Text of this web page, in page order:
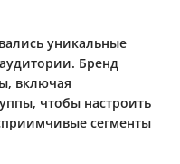
уникальные
Бренд
включая
чтобы настроить
сегменты